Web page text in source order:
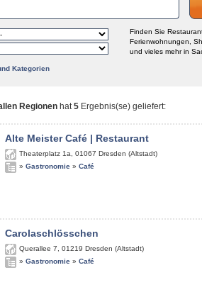
Finden Sie
Ferienwohnungen,
und vieles mehr in
Kategorien
Regionen hat5 Ergebnis(se) geliefert:
Alte Meister Café | Restaurant
Theaterplatz 1a 01067 Dresden (Altstadt)
» Gastronomie » Café
Carolaschlösschen
Querallee 7 01219 Dresden (Altstadt)
» Gastronomie » Café